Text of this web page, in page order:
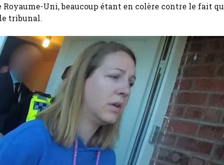
Royaume-Uni, beaucoup étant en colère contre le fait
tribunal.